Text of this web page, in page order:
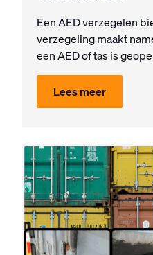
Een AED verzegelen
verzegeling maakt
een AED of tas is
Lees meer